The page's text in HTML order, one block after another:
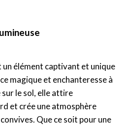
un élément captivant et unique
magique et enchanteresse à
le sol, elle attire
et crée une atmosphère
Que ce soit pour une